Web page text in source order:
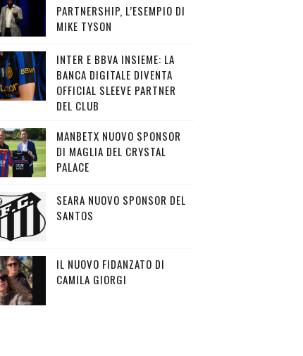
PARTNERSHIP, L’ESEMPIO DI
MIKE TYSON
INTER E BBVA INSIEME: LA
BANCA DIGITALE DIVENTA
OFFICIAL SLEEVE PARTNER
DEL CLUB
MANBETX NUOVO SPONSOR
DI MAGLIA DEL CRYSTAL
PALACE
SEARA NUOVO SPONSOR DEL
SANTOS
IL NUOVO FIDANZATO DI
CAMILA GIORGI